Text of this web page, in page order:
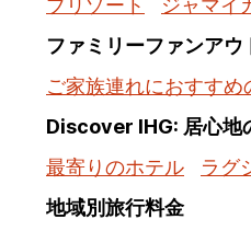
ブリゾート
ジャマイ
ファミリーファンア
ご家族連れにおすすめ
Discover IHG: 居心地
最寄りのホテル
ラグ
地域別旅行料金